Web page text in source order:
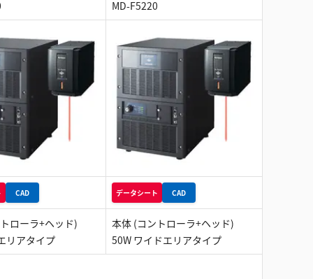
MD-F5220
CAD データシート CAD
ローラ+ヘッド)
リアタイプ
本体 (コントローラ+ヘッド)
50W ワイドエリアタイプ